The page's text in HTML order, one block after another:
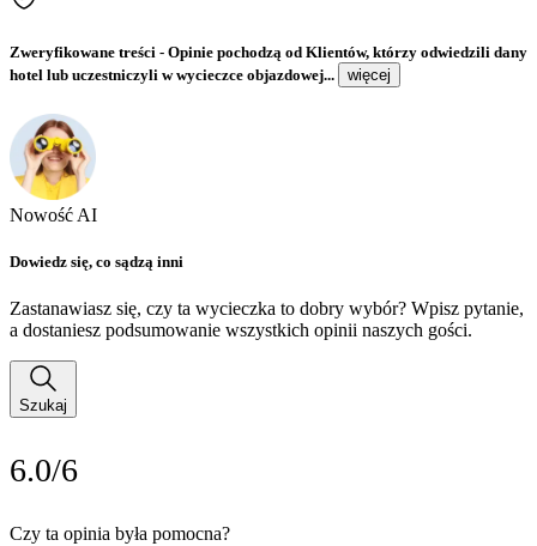
Zweryfikowane treści - Opinie pochodzą od Klientów, którzy odwiedzili dany
hotel lub uczestniczyli w wycieczce objazdowej...
więcej
Nowość AI
Dowiedz się, co sądzą inni
Zastanawiasz się, czy ta wycieczka to dobry wybór? Wpisz pytanie,
a dostaniesz podsumowanie wszystkich opinii naszych gości.
Szukaj
6.0/6
Czy ta opinia była pomocna?